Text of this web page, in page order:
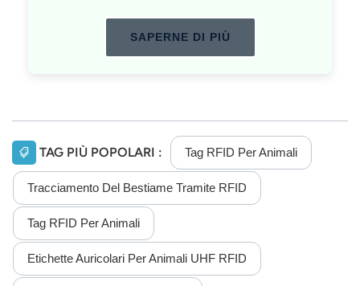
SAPERNE DI PIÙ
TAG PIÙ POPOLARI : Tag RFID Per Animali
Tracciamento Del Bestiame Tramite RFID
Tag RFID Per Animali
Etichette Auricolari Per Animali UHF RFID